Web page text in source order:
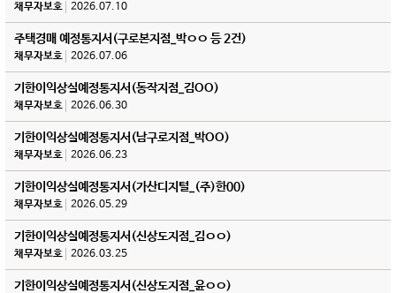
채무자보호 2026.07.10
주택경매 예정통지서(구로본지점_박ㅇㅇ 등 2건)
채무자보호 2026.07.06
기한이익상실예정통지서(동작지점_김OO)
채무자보호 2026.06.30
기한이익상실예정통지서(남구로지점_박OO)
채무자보호 2026.06.23
기한이익상실예정통지서(가산디지털_(주)한00)
채무자보호 2026.05.29
기한이익상실예정통지서(신상도지점_김ㅇㅇ)
채무자보호 2026.03.25
기한이익상실예정통지서(신상도지점_윤ㅇㅇ)